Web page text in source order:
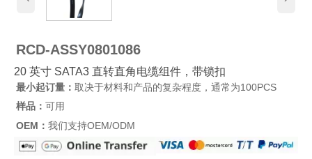
RCD-ASSY0801086
20 英寸 SATA3 直转直角电缆组件，带锁扣
最小起订量： 取决于材料和产品的复杂程度，通常为100PCS
样品： 可用
OEM： 我们支持OEM/ODM